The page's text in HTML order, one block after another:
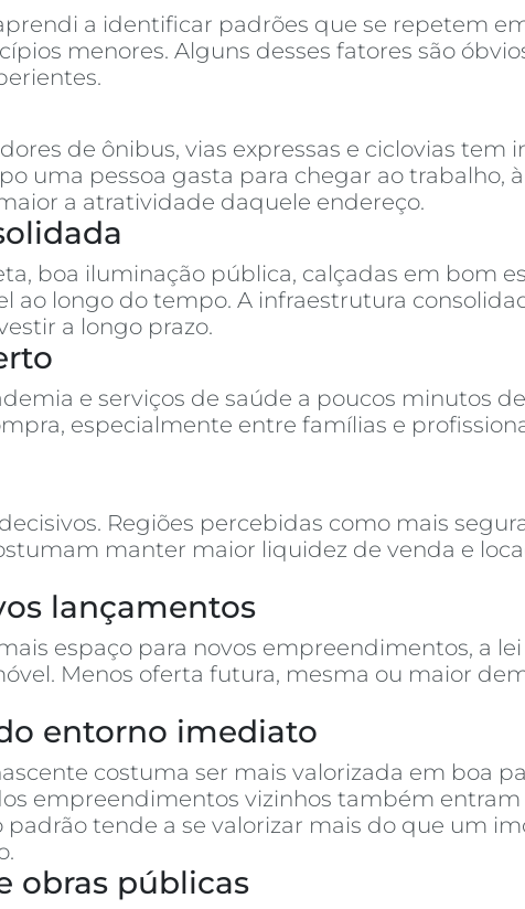
a identificar padrões que se repetem
menores. Alguns desses fatores são
de ônibus, vias expressas e ciclovias tem
uma pessoa gasta para chegar ao trabalho, à
a atratividade daquele endereço.
boa iluminação pública, calçadas em bom
ao longo do tempo. A infraestrutura
a longo prazo.
e serviços de saúde a poucos minutos
especialmente entre famílias e
Regiões percebidas como mais
manter maior liquidez de venda e
lançamentos
espaço para novos empreendimentos, a
Menos oferta futura, mesma ou maior
entorno imediato
costuma ser mais valorizada em boa
empreendimentos vizinhos também entram
tende a se valorizar mais do que um
obras públicas